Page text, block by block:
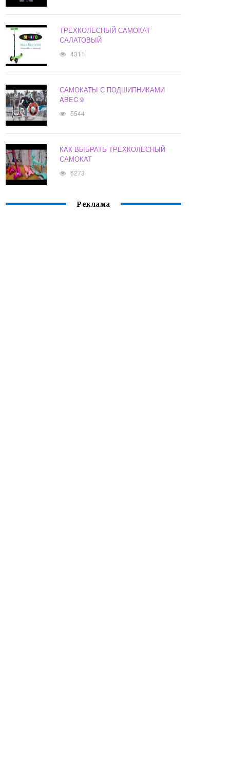
ТРЕХКОЛЕСНЫЙ САМОКАТ
САЛАТОВЫЙ
4311
САМОКАТЫ С ПОДШИПНИКАМИ
ABEC 9
5544
КАК ВЫБРАТЬ ТРЕХКОЛЕСНЫЙ
САМОКАТ
6273
Реклама